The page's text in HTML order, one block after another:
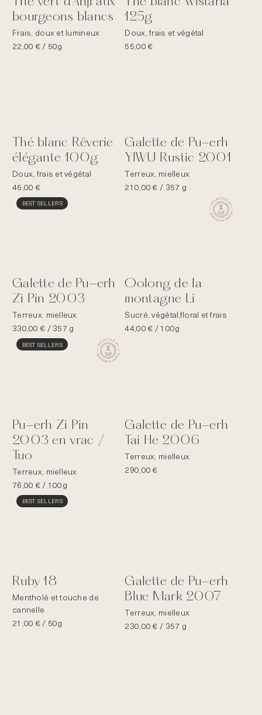
bourgeons blancs
Frais, doux et lumineux
22,00 €/ 50g
125g
Doux, frais et végétal
55,00€
Thé blanc Rêverie
élégante 100g
Doux, frais et végétal
45,00 €
Galette de Pu-erh
YIWU Rustic 2001
Terreux, mielleux
210,00€ / 357 g
BEST SELLERS
Galette de Pu-erh
Zi Pin 2003
Terreux, mielleux
330,00 € / 357 g
Oolong de la
montagne Li
Sucré, végétal,floral et frais
44,00€ / 100g
BEST SELLERS
Pu-erh Zi Pin
2003 en vrac /
Tuo
Terreux, mielleux
76,00 €/ 100g
Galette de Pu-erh
Tai He 2006
Terreux, mielleux
290,00€
BEST SELLERS
Ruby 18
Mentholé et touche de
cannelle
21,00 €/ 50g
Galette de Pu-erh
Blue Mark 2007
Terreux, mielleux
230,00€ / 357 g